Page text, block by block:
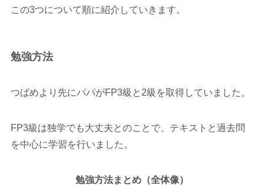
この3つについて順に紹介していきます。
勉強方法
つばめより先にパパがFP3級と2級を取得していました。
FP3級は独学でも大丈夫とのことで、テキストと過去問
を中心に学習を行いました。
勉強方法まとめ（全体像）